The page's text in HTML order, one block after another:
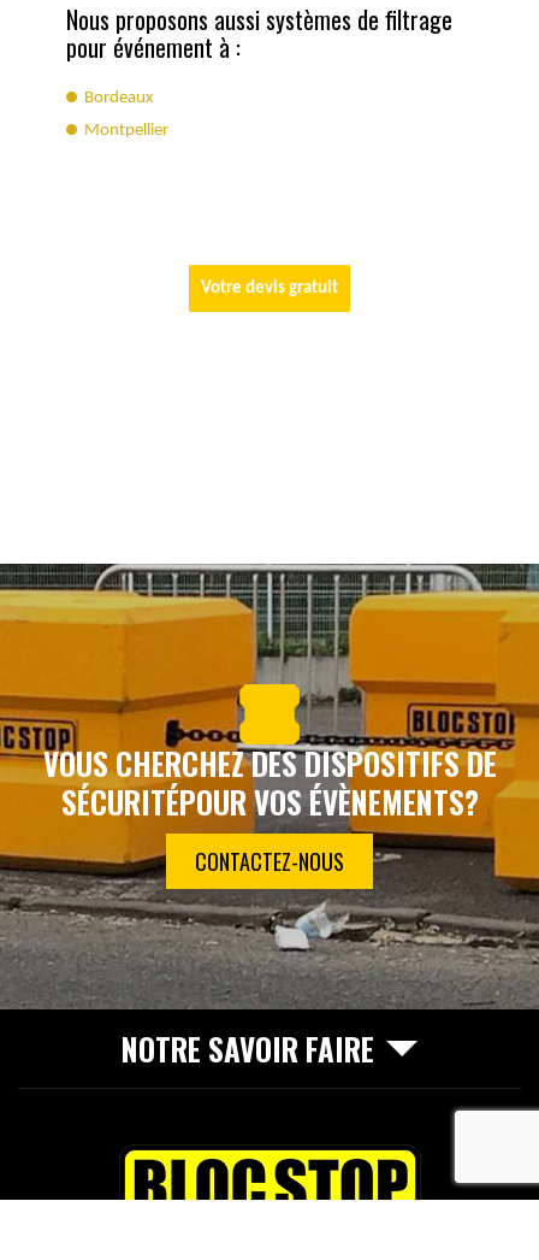
Nous proposons aussi systèmes de filtrage
pour événement à :
Bordeaux
Montpellier
Votre devis gratuit
VOUS CHERCHEZ DES DISPOSITIFS DE
SÉCURITÉPOUR VOS ÉVÈNEMENTS?
CONTACTEZ-NOUS
NOTRE SAVOIR FAIRE